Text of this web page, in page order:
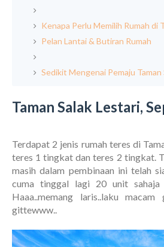
Kenapa Perlu Memilih Rumah di
Pelan Lantai & Butiran Rumah
Sedikit Mengenai Pemaju Taman
Taman Salak Lestari,
Terdapat 2 jenis rumah teres di
teres 1 tingkat dan teres 2 tingkat.
masih dalam pembinaan ini telah
cuma tinggal lagi 20 unit
Haaa..memang laris..laku
gittewww..